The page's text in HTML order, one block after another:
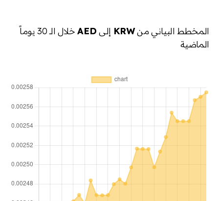
المخطط البياني منKRW إلى AED
خلال الـ 30 يوماً
الماضية